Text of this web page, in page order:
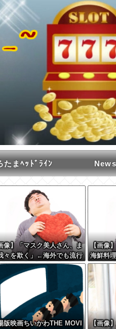
たまﾍｯﾄﾞﾗｲﾝ
像】「マスク美人さん、ま
々を欺く」←海外でも流行
した結果がこちらw w w w
w
【画像
海鮮料
セクシ
さりま
w
版映画ちいかわTHE MOVI
【画像